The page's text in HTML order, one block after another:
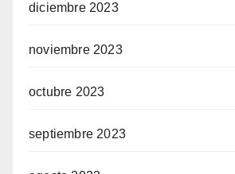
diciembre 2023
noviembre 2023
octubre 2023
septiembre 2023